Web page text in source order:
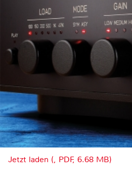
Jetzt laden (, PDF, 6.68 MB)